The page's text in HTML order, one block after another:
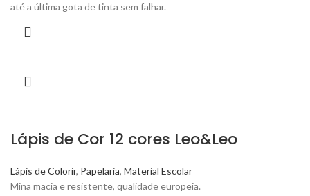
até a última gota de tinta sem falhar.
Lápis de Cor 12 cores Leo&Leo
Lápis de Colorir, Papelaria, Material Escolar
Mina macia e resistente, qualidade europeia.